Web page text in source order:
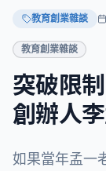
教育創業雜談
教育創業雜談
突破限
創辦人
如果當年孟一